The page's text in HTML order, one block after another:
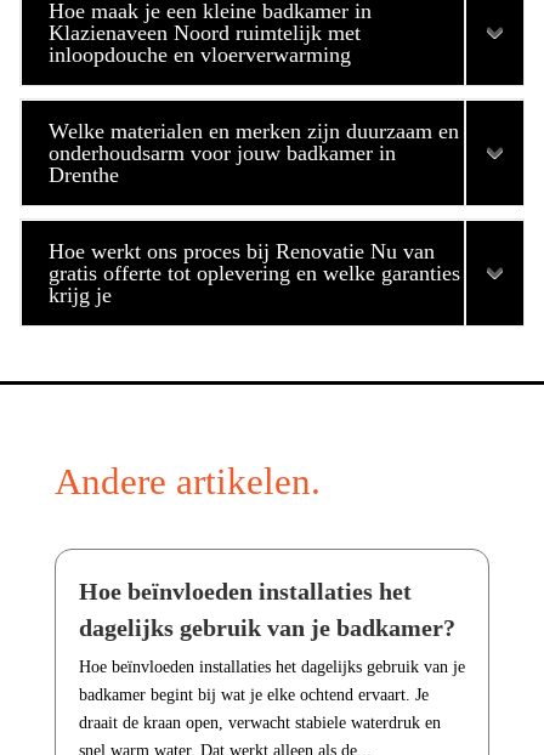
Hoe maak je een kleine badkamer in
Klazienaveen Noord ruimtelijk met
inloopdouche en vloerverwarming
Welke materialen en merken zijn duurzaam en
onderhoudsarm voor jouw badkamer in
Drenthe
Hoe werkt ons proces bij Renovatie Nu van
gratis offerte tot oplevering en welke garanties
krijg je
Andere artikelen.
Hoe beïnvloeden installaties het
dagelijks gebruik van je badkamer?
Hoe beïnvloeden installaties het dagelijks gebruik van je
badkamer begint bij wat je elke ochtend ervaart.​ Je
draait de kraan open, verwacht stabiele waterdruk en
snel warm water.​ Dat werkt alleen als de...